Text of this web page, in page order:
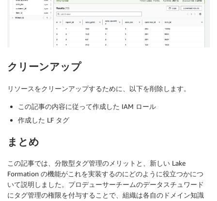
クリーンアップ
リソースをクリーンアップするために、以下を削除します。
この記事の内容に従って作成した IAM ロール
作成した LF タグ
まとめ
この記事では、分散型タグ管理のメリットと、新しい Lake
Formation の機能がこれを実装するのにどのように役立つかにつ
いて説明しました。プロデューサーチームのデータスチュワード
にタグ管理の権限を付与することで、組織は各自のドメイン知識